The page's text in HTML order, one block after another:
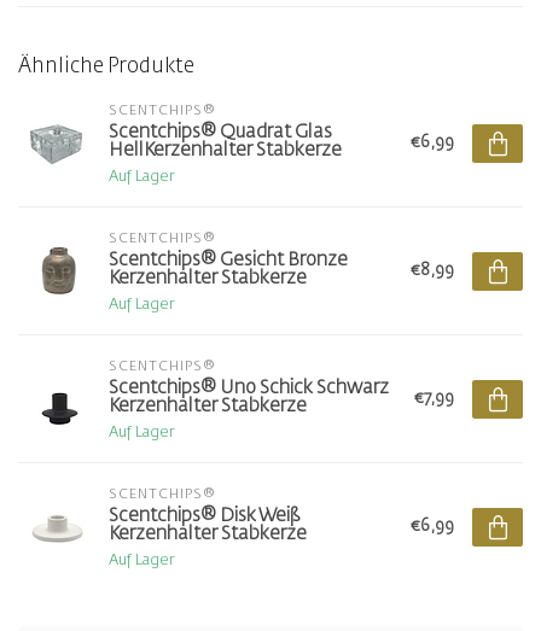
Ähnliche Produkte
SCENTCHIPS®
Scentchips® Quadrat Glas
HellKerzenhalter Stabkerze
Auf Lager
€6,99
SCENTCHIPS®
Scentchips® Gesicht Bronze
Kerzenhalter Stabkerze
Auf Lager
€8,99
SCENTCHIPS®
Scentchips® Uno Schick Schwarz
Kerzenhalter Stabkerze
Auf Lager
€7,99
SCENTCHIPS®
Scentchips® Disk Weiß
Kerzenhalter Stabkerze
Auf Lager
€6,99